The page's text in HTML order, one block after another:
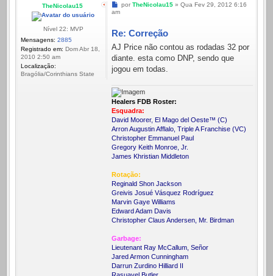
TheNicolau15
Nível 22: MVP
Mensagens: 2885
Registrado em: Dom Abr 18,
2010 2:50 am
Localização:
Bragólia/Corinthians State
Mensagem
por TheNicolau15» Qua Fev 29, 2012 6:16
am
Re: Correção
AJ Price não contou as rodadas 32 por
diante. esta como DNP, sendo que
jogou em todas.
Healers FDB Roster:
Esquadra:
David Moorer, El Mago del Oeste™ (C)
Arron Augustin Afflalo, Triple A Franchise (VC)
Christopher Emmanuel Paul
Gregory Keith Monroe, Jr.
James Khristian Middleton
Rotação:
Reginald Shon Jackson
Greivis Josué Vásquez Rodríguez
Marvin Gaye Williams
Edward Adam Davis
Christopher Claus Andersen, Mr. Birdman
Garbage:
Lieutenant Ray McCallum, Señor
Jared Armon Cunningham
Darrun Zurdino Hilliard II
Rasuavel Butler